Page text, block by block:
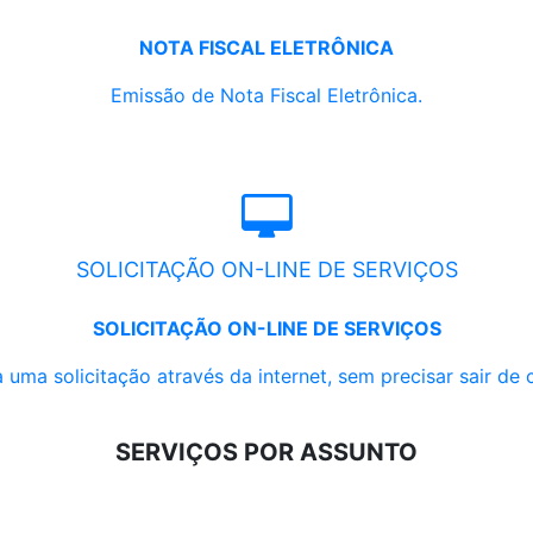
NOTA FISCAL ELETRÔNICA
Emissão de Nota Fiscal Eletrônica.
SOLICITAÇÃO ON-LINE DE SERVIÇOS
SOLICITAÇÃO ON-LINE DE SERVIÇOS
uma solicitação através da internet, sem precisar sair de
SERVIÇOS POR ASSUNTO